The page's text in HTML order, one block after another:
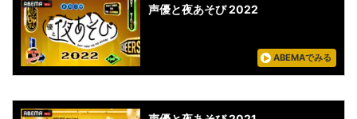
声優と夜あそび 2022
ABEMAでみる